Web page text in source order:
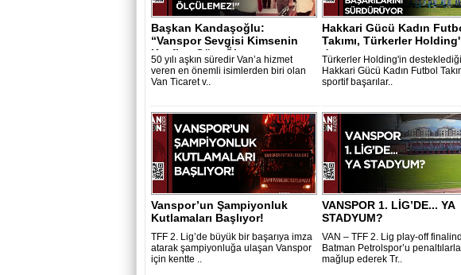
Başkan Kandaşoğlu:
“Vanspor Sevgisi Kimsenin
Keyfine Göre Öl..
50 yılı aşkın süredir Van’a hizmet
veren en önemli isimlerden biri olan
Van Ticaret v..
Hakkari Gücü Kadın
Takımı, Türkerler
deste..
Türkerler Holding'in desteklediği
Hakkari Gücü Kadın Futbol
sportif başarılar..
Vanspor’un Şampiyonluk
Kutlamaları Başlıyor!
TFF 2. Lig’de büyük bir başarıya imza
atarak şampiyonluğa ulaşan Vanspor
için kentte ..
VANSPOR 1. LİG’DE... YA
STADYUM?
VAN – TFF 2. Lig play-off
Batman Petrolspor’u penaltılarla
mağlup ederek Tr..